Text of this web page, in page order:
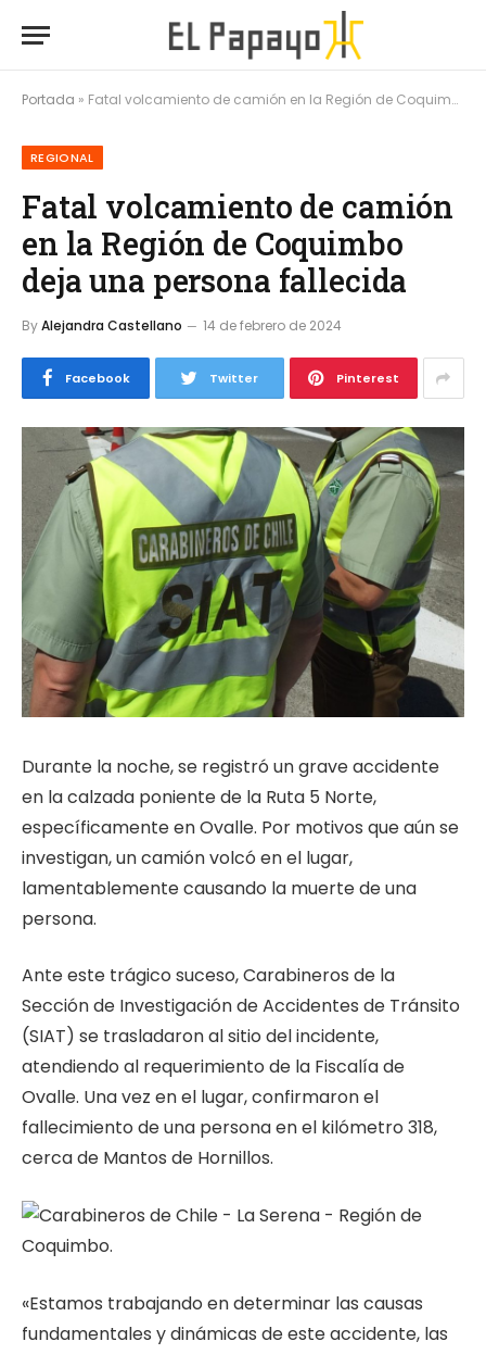
Portada » Fatal volcamiento de camión en la Región de Coquimbo deja una persona fallecida
REGIONAL
Fatal volcamiento de camión
en la Región de Coquimbo
deja una persona fallecida
ByAlejandra Castellano 14 de febrero de 2024
Facebook Twitter Pinterest
Durante la noche, se registró un grave accidente
en la calzada poniente de la Ruta 5 Norte,
específicamente en Ovalle. Por motivos que aún se
investigan, un camión volcó en el lugar,
lamentablemente causando la muerte de una
persona.
Ante este trágico suceso, Carabineros de la
Sección de Investigación de Accidentes de Tránsito
(SIAT) se trasladaron al sitio del incidente,
atendiendo al requerimiento de la Fiscalía de
Ovalle. Una vez en el lugar, confirmaron el
fallecimiento de una persona en el kilómetro 318,
cerca de Mantos de Hornillos.
«Estamos trabajando en determinar las causas
fundamentales y dinámicas de este accidente, las